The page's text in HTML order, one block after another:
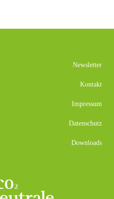
Newsletter
Kontakt
Impressum
Datenschutz
Downloads